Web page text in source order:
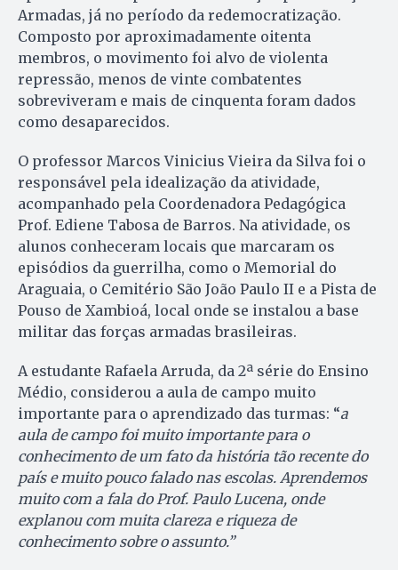
Armadas, já no período da redemocratização.
Composto por aproximadamente oitenta
membros, o movimento foi alvo de violenta
repressão, menos de vinte combatentes
sobreviveram e mais de cinquenta foram dados
como desaparecidos.
O professor Marcos Vinicius Vieira da Silva foi o
responsável pela idealização da atividade,
acompanhado pela Coordenadora Pedagógica
Prof. Ediene Tabosa de Barros. Na atividade, os
alunos conheceram locais que marcaram os
episódios da guerrilha, como o Memorial do
Araguaia, o Cemitério São João Paulo II e a Pista de
Pouso de Xambioá, local onde se instalou a base
militar das forças armadas brasileiras.
A estudante Rafaela Arruda, da 2ª série do Ensino
Médio, considerou a aula de campo muito
importante para o aprendizado das turmas: “a
aula de campo foi muito importante para o
conhecimento de um fato da história tão recente do
país e muito pouco falado nas escolas. Aprendemos
muito com a fala do Prof. Paulo Lucena, onde
explanou com muita clareza e riqueza de
conhecimento sobre o assunto.”